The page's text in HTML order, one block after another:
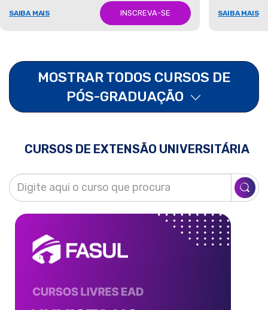
SAIBA MAIS INSCREVA-SE SAIBA MAIS
MOSTRAR TODOS CURSOS DE
PÓS-GRADUAÇÃO
CURSOS DE EXTENSÃO UNIVERSITÁRIA